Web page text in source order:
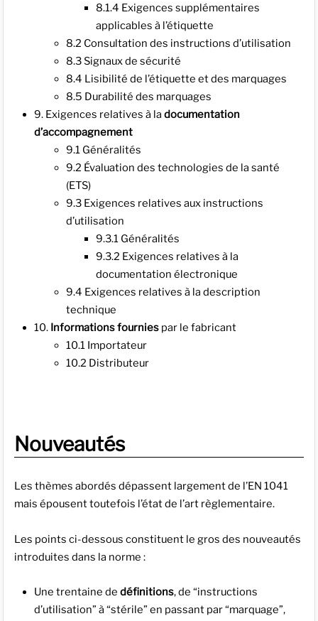
8.1.4 Exigences supplémentaires
applicables à l’étiquette
8.2 Consultation des instructions d’utilisation
8.3 Signaux de sécurité
8.4 Lisibilité de l’étiquette et des marquages
8.5 Durabilité des marquages
9. Exigences relatives à ladocumentation
d’accompagnement
9.1 Généralités
9.2 Évaluation des technologies de la santé
(ETS)
9.3 Exigences relatives aux instructions
d’utilisation
9.3.1 Généralités
9.3.2 Exigences relatives à la
documentation électronique
9.4 Exigences relatives à la description
technique
10. Informations fournies par le fabricant
10.1 Importateur
10.2 Distributeur
Nouveautés
Les thèmes abordés dépassent largement de l’EN 1041
mais épousent toutefois l’état de l’art règlementaire.
Les points ci-dessous constituent le gros des nouveautés
introduites dans la norme :
Une trentaine dedéfinitions, de “instructions
d’utilisation” à “stérile” en passant par “marquage”,